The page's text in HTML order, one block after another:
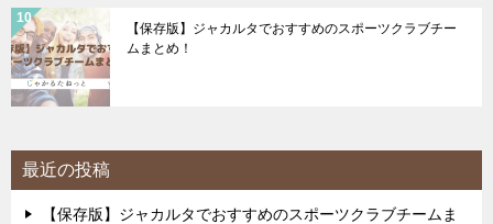
【保存版】ジャカルタでおすすめのスポーツクラブチー
ムまとめ！
最近の投稿
【保存版】ジャカルタでおすすめのスポーツクラブチームま